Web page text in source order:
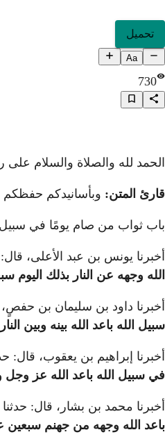
تحميل
Aa
730
الحمد لله والصلاة والسلام
قارئ المتن: وبأسانيدكم حفظكم
باب ثواب من صام يومًا في
أخبرنا يونس بن عبد الأعلى،
الله وجهه عن النار بذلك اليوم
أخبرنا داود بن سليمان بن
سبيل الله باعد الله بينه وبين
أخبرنا إبراهيم بن يعقوب،
في سبيل الله باعد الله عز وجل
أخبرنا محمد بن بشار، قال:
باعد الله وجهه من جهنم سبعين